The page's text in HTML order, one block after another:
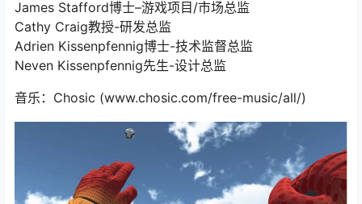
James Stafford博士–游戏项目/市场总监
Cathy Craig教授-研发总监
Adrien Kissenpfennig博士-技术监督总监
Neven Kissenpfennig先生-设计总监
音乐：Chosic (www.chosic.com/free-music/all/)